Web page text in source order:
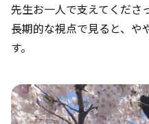
先生お一人で支えてくださ
長期的な視点で見ると、や
す。